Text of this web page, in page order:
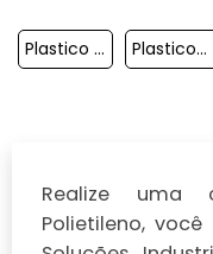
Plastico Para Embalar Alimentos Plasticos Embalagem
Realize uma
Polietileno,